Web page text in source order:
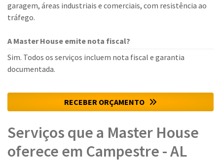
garagem, áreas industriais e comerciais, com resistência ao
tráfego.
A Master House emite nota fiscal?
Sim. Todos os serviços incluem nota fiscal e garantia
documentada.
RECEBER ORÇAMENTO
Serviços que a Master House
oferece em Campestre - AL